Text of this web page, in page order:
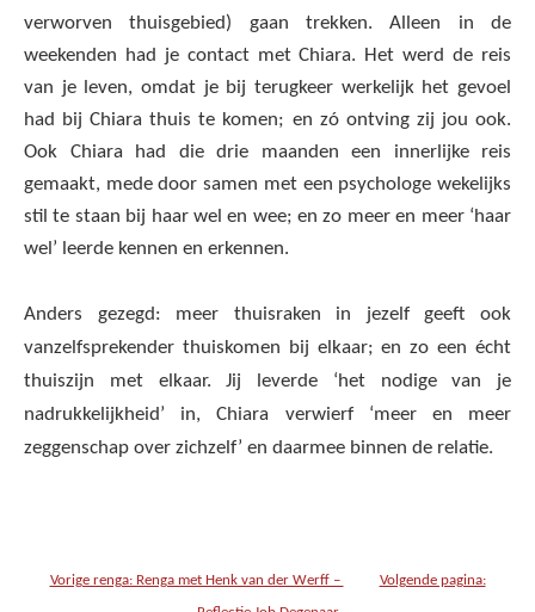
verworven thuisgebied) gaan trekken. Alleen in de
weekenden had je contact met Chiara. Het werd de reis
van je leven, omdat je bij terugkeer werkelijk het gevoel
had bij Chiara thuis te komen; en zó ontving zij jou ook.
Ook Chiara had die drie maanden een innerlijke reis
gemaakt, mede door samen met een psychologe wekelijks
stil te staan bij haar wel en wee; en zo meer en meer ‘haar
wel’ leerde kennen en erkennen.
Anders gezegd: meer thuisraken in jezelf geeft ook
vanzelfsprekender thuiskomen bij elkaar; en zo een écht
thuiszijn met elkaar. Jij leverde ‘het nodige van je
nadrukkelijkheid’ in, Chiara verwierf ‘meer en meer
zeggenschap over zichzelf’ en daarmee binnen de relatie.
Vorige renga: Renga met Henk van der Werff – Volgende pagina: